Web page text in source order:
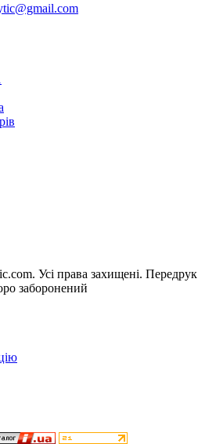
Усi права захищенi. Передрук
заборонений